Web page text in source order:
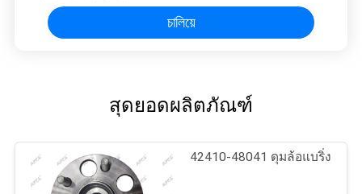
চালিয়ে
สุดยอดผลิตภัณฑ์
42410-48041 ดุมล้อแบริ่ง